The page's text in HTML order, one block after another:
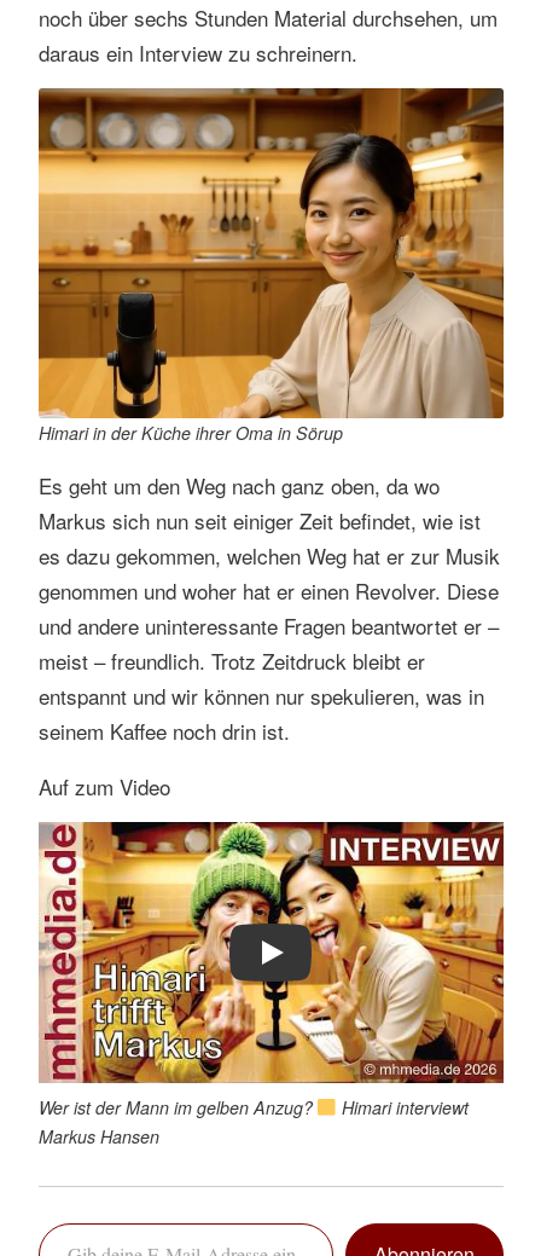
noch über sechs Stunden Material durchsehen, um
daraus ein Interview zu schreinern.
Himari in der Küche ihrer Oma in Sörup
Es geht um den Weg nach ganz oben, da wo
Markus sich nun seit einiger Zeit befindet, wie ist
es dazu gekommen, welchen Weg hat er zur Musik
genommen und woher hat er einen Revolver. Diese
und andere uninteressante Fragen beantwortet er –
meist – freundlich. Trotz Zeitdruck bleibt er
entspannt und wir können nur spekulieren, was in
seinem Kaffee noch drin ist.
Auf zum Video
Play
Wer ist der Mann im gelben Anzug?
Himari interviewt
Markus Hansen
Gib deine E-Mail-Adresse ein …